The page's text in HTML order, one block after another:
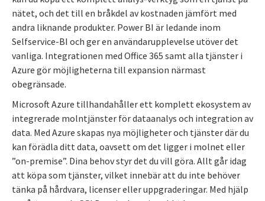
nätet, och det till en bråkdel av kostnaden jämfört med
andra liknande produkter. Power BI är ledande inom
Selfservice-BI och ger en användarupplevelse utöver det
vanliga. Integrationen med Office 365 samt alla tjänster i
Azure gör möjligheterna till expansion närmast
obegränsade.
Microsoft Azure tillhandahåller ett komplett ekosystem av
integrerade molntjänster för dataanalys och integration av
data. Med Azure skapas nya möjligheter och tjänster där du
kan förädla ditt data, oavsett om det ligger i molnet eller
”on-premise”. Dina behov styr det du vill göra. Allt går idag
att köpa som tjänster, vilket innebär att du inte behöver
tänka på hårdvara, licenser eller uppgraderingar. Med hjälp